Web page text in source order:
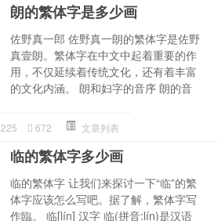
朗的繁体字是多少画
佐野真一郎 佐野真一朗的繁体字是佐野
真壹朗。繁体字在中文中起着重要的作
用，不仅延续着传统文化，还有着丰富
的文化内涵。 朗和妇字的音序 朗的音
225 672 文章列表
临的繁体字多少画
临的繁体字 让我们来探讨一下“临”的繁
体字应该怎么写吧。据了解，繁体字写
作臨。 临[lín] 汉字 临(拼音:lín)是汉语